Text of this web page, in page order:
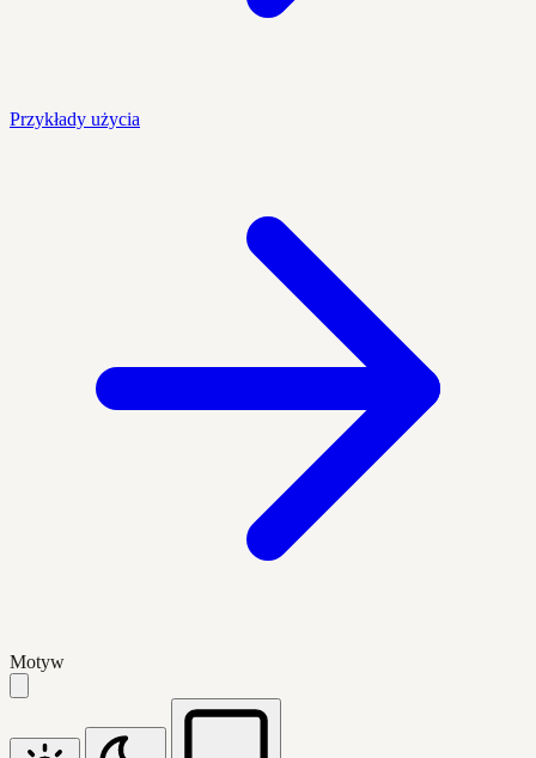
Przykłady użycia
Motyw